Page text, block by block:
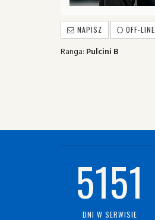
NAPISZ OFF-LINE
Ranga: Pulcini B
5151
DNI W SERWISIE